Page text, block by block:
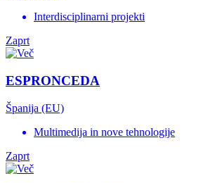
Interdisciplinarni projekti
Zaprt
ESPRONCEDA
Španija (EU)
Multimedija in nove tehnologije
Zaprt